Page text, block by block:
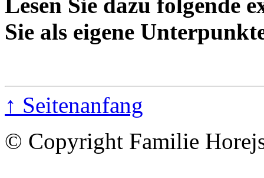
Sie als eigene
↑ Seitenanfang
© Copyright Familie